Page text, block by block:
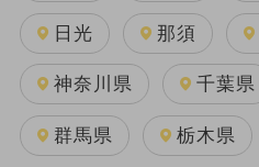
日光 那須
神奈川県 千葉県
群馬県 栃木県